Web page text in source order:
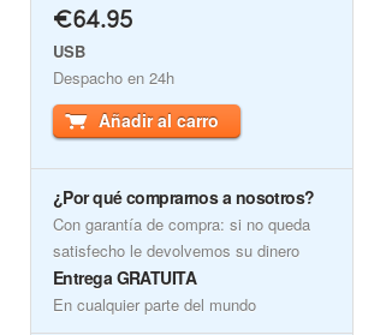
€64.95
USB
Despacho en 24h
Añadir al carro
¿Por qué comprarnos a nosotros?
Con garantía de compra: si no queda
satisfecho le devolvemos su dinero
Entrega GRATUITA
En cualquier parte del mundo